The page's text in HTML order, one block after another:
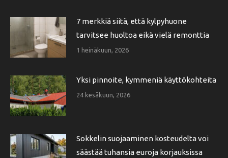
7 merkkiä siitä, että kylpyhuone
tarvitsee huoltoa eikä vielä remonttia
1 heinäkuun, 2026
Yksi pinnoite, kymmeniä käyttökohteita
24 kesäkuun, 2026
Sokkelin suojaaminen kosteudelta voi
säästää tuhansia euroja korjauksissa